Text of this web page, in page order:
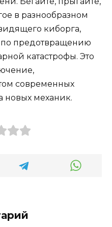
в разнообразном
киборга,
предотвращению
катастрофы. Это
современных
новых механик.